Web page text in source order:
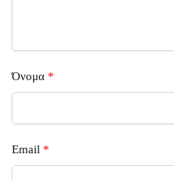
Όνομα *
Email *